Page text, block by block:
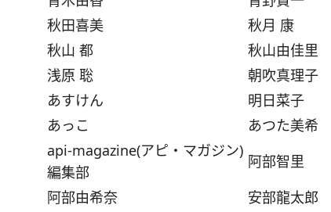
秋田喜美
秋月 康
秋山 都
秋山由佳里
浅原 聡
朝吹真理子
あすけん
明日菜子
あっこ
あつた美希
api-magazine(アピ・マガジン)
編集部
阿部智里
阿部由希奈
安部龍太郎